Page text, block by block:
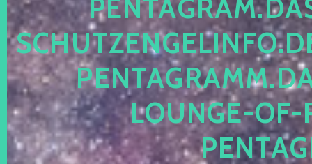
OUNGE-OF-